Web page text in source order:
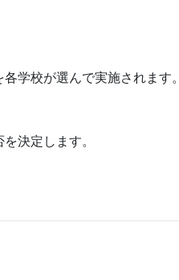
学校が選んで実施されます。
決定します。